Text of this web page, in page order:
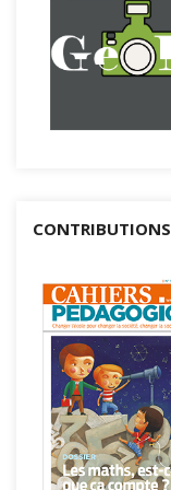
CONTRIBUTIONS